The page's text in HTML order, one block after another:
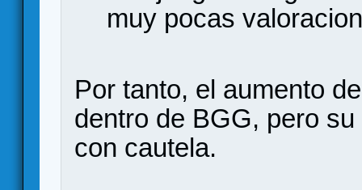
muy pocas
Por tanto, el aumento
dentro de BGG, pero
con cautela.